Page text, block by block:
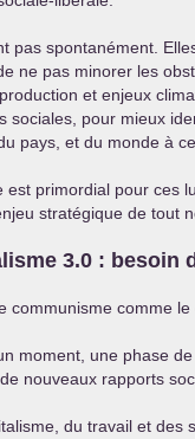
pas spontanément.
ne pas minorer les
et enjeux
sociales, pour mieux
pays, et du monde à
est primordial pour ces
stratégique de tout
3.0 : besoin
comme le
moment, une phase
nouveaux rapports
du travail et des